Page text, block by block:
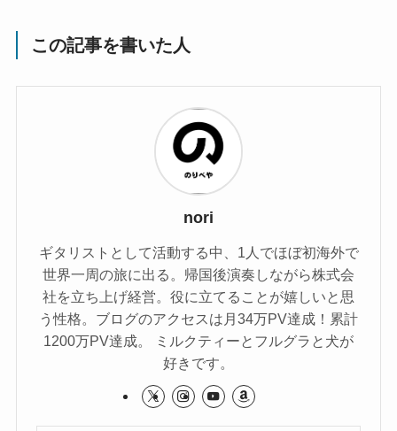
この記事を書いた人
nori
ギタリストとして活動する中、1人でほぼ初海外で
世界一周の旅に出る。帰国後演奏しながら株式会
社を立ち上げ経営。役に立てることが嬉しいと思
う性格。ブログのアクセスは月34万PV達成！累計
1200万PV達成。 ミルクティーとフルグラと犬が
好きです。